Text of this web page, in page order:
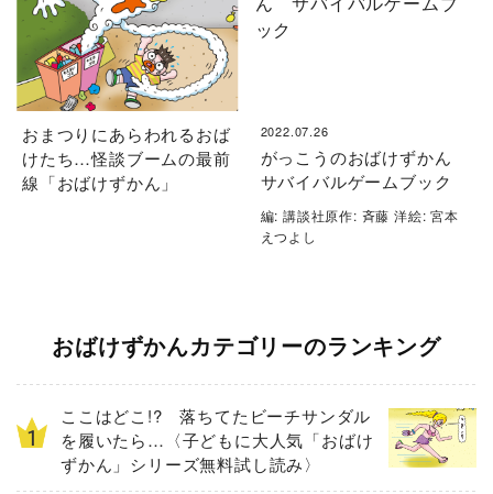
おまつりにあらわれるおば
けたち…怪談ブームの最前
線「おばけずかん」
2022.07.26
がっこうのおばけずかん
サバイバルゲームブック
編: 講談社原作: 斉藤 洋絵: 宮本
えつよし
おばけずかんカテゴリーのランキング
ここはどこ!? 落ちてたビーチサンダル
を履いたら…〈子どもに大人気「おばけ
ずかん」シリーズ無料試し読み〉